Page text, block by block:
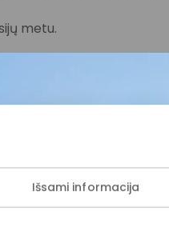
Išsami informacija
metu.
filmuojamas.
PPC AKROPOLIS
socialinių tinklų
tvarkymą
Kopijuoti nuorodą